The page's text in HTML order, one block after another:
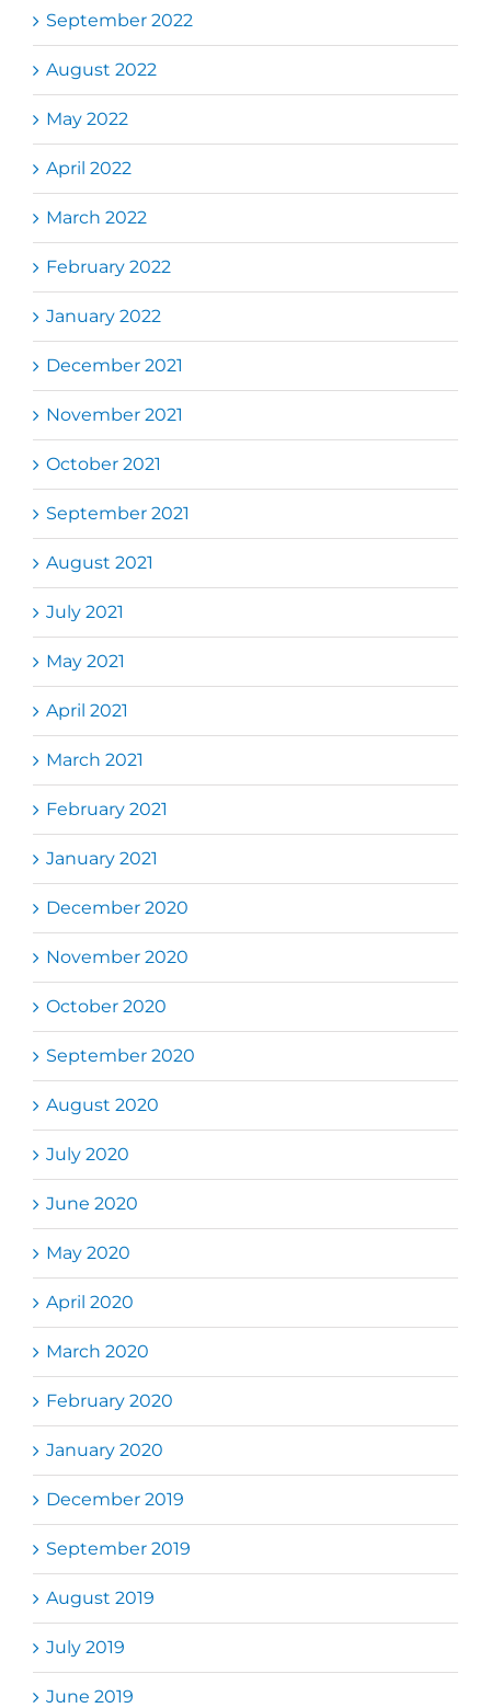
September 2022
August 2022
May 2022
April 2022
March 2022
February 2022
January 2022
December 2021
November 2021
October 2021
September 2021
August 2021
July 2021
May 2021
April 2021
March 2021
February 2021
January 2021
December 2020
November 2020
October 2020
September 2020
August 2020
July 2020
June 2020
May 2020
April 2020
March 2020
February 2020
January 2020
December 2019
September 2019
August 2019
July 2019
June 2019